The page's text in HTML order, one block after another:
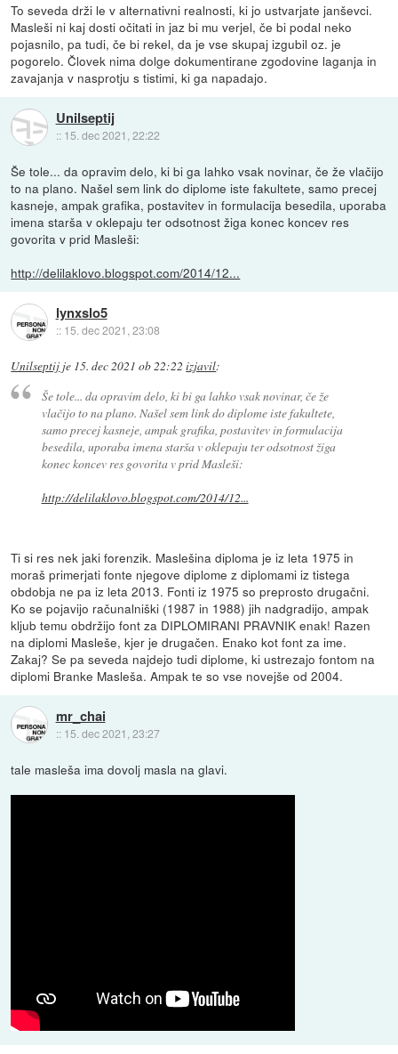
To seveda drži le v alternativni realnosti, ki jo ustvarjate janševci.
Masleši ni kaj dosti očitati in jaz bi mu verjel, če bi podal neko
pojasnilo, pa tudi, če bi rekel, da je vse skupaj izgubil oz. je
pogorelo. Človek nima dolge dokumentirane zgodovine laganja in
zavajanja v nasprotju s tistimi, ki ga napadajo.
Unilseptij
:: 15. dec 2021, 22:22
Še tole... da opravim delo, ki bi ga lahko vsak novinar, če že vlačijo
to na plano. Našel sem link do diplome iste fakultete, samo precej
kasneje, ampak grafika, postavitev in formulacija besedila, uporaba
imena starša v oklepaju ter odsotnost žiga konec koncev res
govorita v prid Masleši:
http://delilaklovo.blogspot.com/2014/12...
lynxslo5
:: 15. dec 2021, 23:08
Unilseptij je 15. dec 2021 ob 22:22 izjavil:
Še tole... da opravim delo, ki bi ga lahko vsak novinar, če že
vlačijo to na plano. Našel sem link do diplome iste fakultete,
samo precej kasneje, ampak grafika, postavitev in formulacija
besedila, uporaba imena starša v oklepaju ter odsotnost žiga
konec koncev res govorita v prid Masleši:
http://delilaklovo.blogspot.com/2014/12...
Ti si res nek jaki forenzik. Maslešina diploma je iz leta 1975 in
moraš primerjati fonte njegove diplome z diplomami iz tistega
obdobja ne pa iz leta 2013. Fonti iz 1975 so preprosto drugačni.
Ko se pojavijo računalniški (1987 in 1988) jih nadgradijo, ampak
kljub temu obdržijo font za DIPLOMIRANI PRAVNIK enak! Razen
na diplomi Masleše, kjer je drugačen. Enako kot font za ime.
Zakaj? Se pa seveda najdejo tudi diplome, ki ustrezajo fontom na
diplomi Branke Masleša. Ampak te so vse novejše od 2004.
mr_chai
:: 15. dec 2021, 23:27
tale masleša ima dovolj masla na glavi.